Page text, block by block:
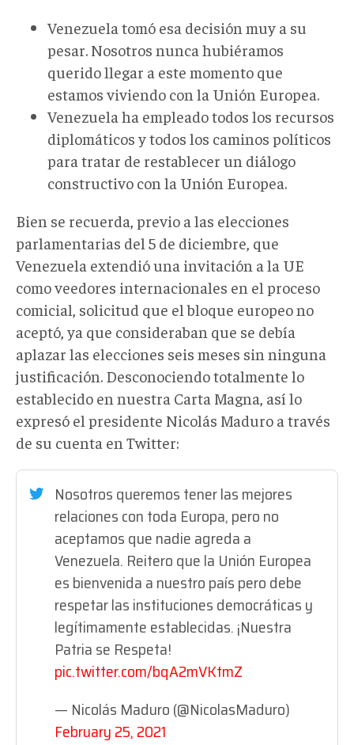
Venezuela tomó esa decisión muy a su
pesar. Nosotros nunca hubiéramos
querido llegar a este momento que
estamos viviendo con la Unión Europea.
Venezuela ha empleado todos los recursos
diplomáticos y todos los caminos políticos
para tratar de restablecer un diálogo
constructivo con la Unión Europea.
Bien se recuerda, previo a las elecciones
parlamentarias del 5 de diciembre, que
Venezuela extendió una invitación a la UE
como veedores internacionales en el proceso
comicial, solicitud que el bloque europeo no
aceptó, ya que consideraban que se debía
aplazar las elecciones seis meses sin ninguna
justificación. Desconociendo totalmente lo
establecido en nuestra Carta Magna, así lo
expresó el presidente Nicolás Maduro a través
de su cuenta en Twitter:
Nosotros queremos tener las mejores
relaciones con toda Europa, pero no
aceptamos que nadie agreda a
Venezuela. Reitero que la Unión Europea
es bienvenida a nuestro país pero debe
respetar las instituciones democráticas y
legítimamente establecidas. ¡Nuestra
Patria se Respeta!
pic.twitter.com/bqA2mVKtmZ
— Nicolás Maduro (@NicolasMaduro)
February 25, 2021